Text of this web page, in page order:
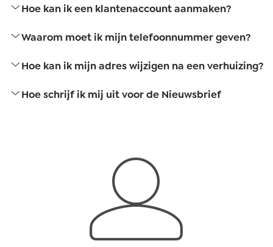
Hoe kan ik een klantenaccount aanmaken?
Waarom moet ik mijn telefoonnummer geven?
Hoe kan ik mijn adres wijzigen na een verhuizing?
Hoe schrijf ik mij uit voor de Nieuwsbrief